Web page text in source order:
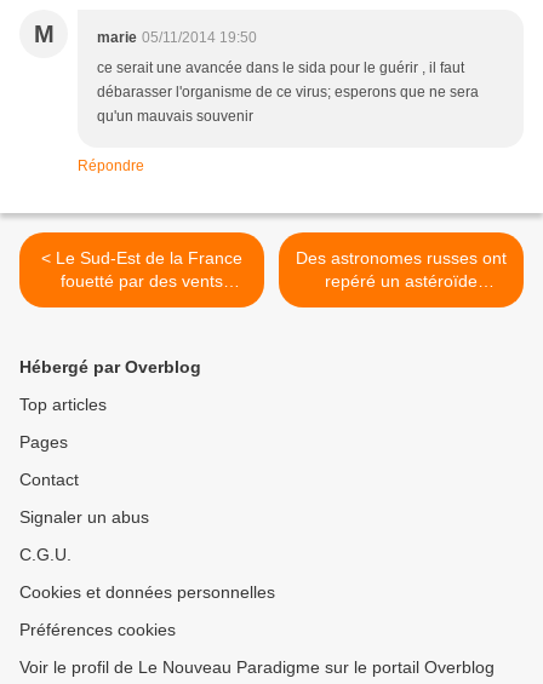
M marie 05/11/2014 19:50
ce serait une avancée dans le sida pour le guérir , il faut
débarasser l'organisme de ce virus; esperons que ne sera
qu'un mauvais souvenir
Répondre
< Le Sud-Est de la France
fouetté par des vents
violents et de fortes pluies
Des astronomes russes ont
repéré un astéroïde
dangereux >
Hébergé par Overblog
Top articles
Pages
Contact
Signaler un abus
C.G.U.
Cookies et données personnelles
Préférences cookies
Voir le profil de Le Nouveau Paradigme sur le portail Overblog